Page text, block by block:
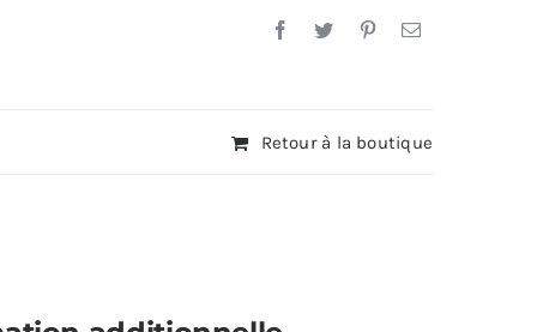
Retour à la boutique